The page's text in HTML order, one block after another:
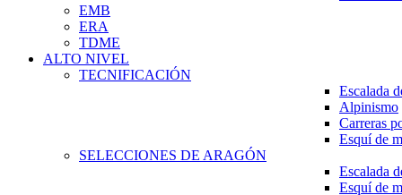
EMB
ERA
TDME
ALTO NIVEL
TECNIFICACIÓN
Escalada
Alpinismo
Carreras
Esquí de
SELECCIONES DE ARAGÓN
Escalada
Esquí de